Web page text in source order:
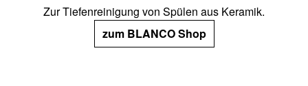
Zur Tiefenreinigung von Spülen aus Keramik​.
zum BLANCO Shop